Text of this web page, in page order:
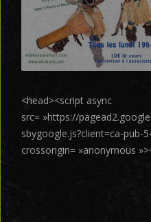
<head><script async
src= »https://
sbygoogle.js?client=ca-pub-
crossorigin= »anonymous